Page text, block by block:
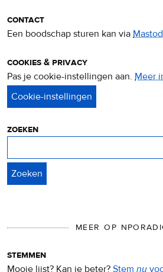
contact
Een boodschap sturen kan via
cookies & privacy
Pas je cookie-instellingen aan. Meer
zoeken
MEER OP
stemmen
Mooie lijst? Kan ie beter? Stem nu